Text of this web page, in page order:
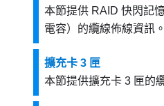
本節提供 RAID 快閃記
電容）的纜線佈線資訊。
擴充卡 3 匣
本節提供擴充卡 3 匣的